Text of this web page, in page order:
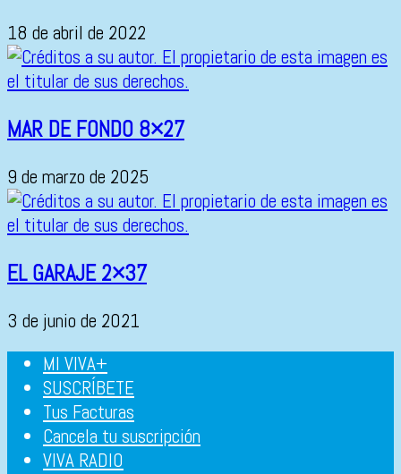
18 de abril de 2022
MAR DE FONDO 8×27
9 de marzo de 2025
EL GARAJE 2×37
3 de junio de 2021
MI VIVA+
SUSCRÍBETE
Tus Facturas
Cancela tu suscripción
VIVA RADIO